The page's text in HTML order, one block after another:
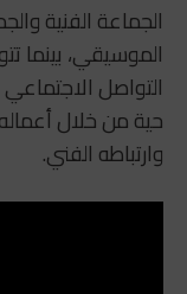
الجماعة الفنية
الموسيقي، بينما
التواصل
حية من خلال
وارتباطه الفني.